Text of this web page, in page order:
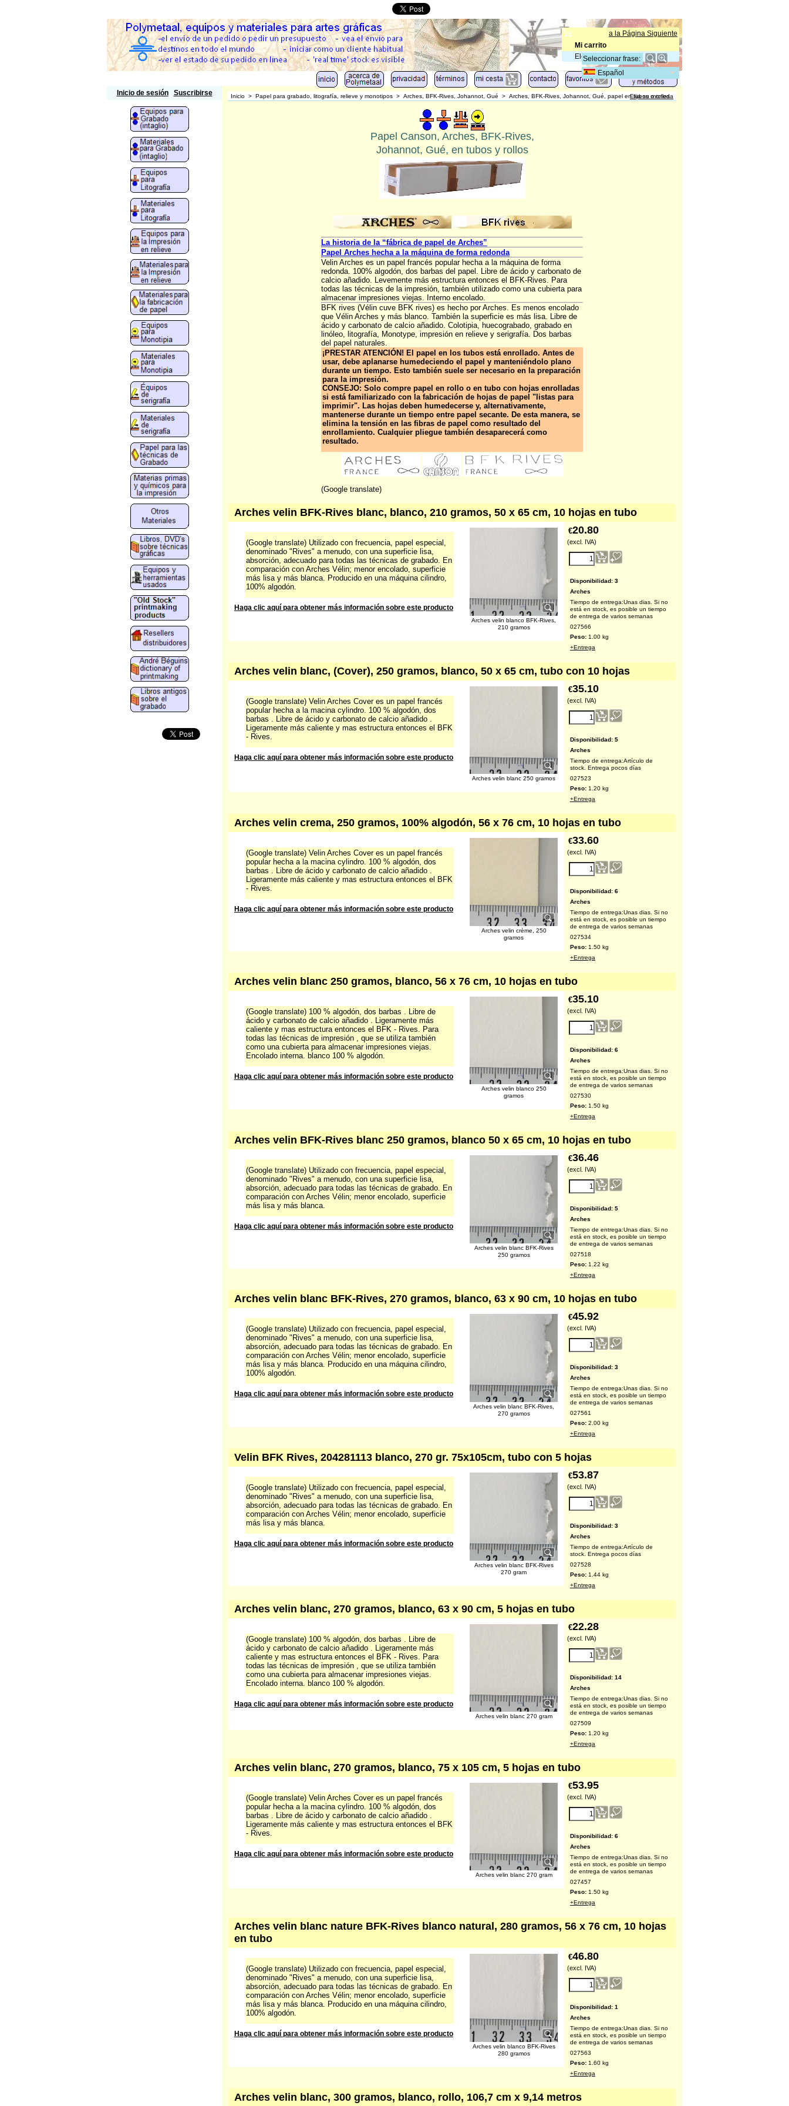
a la Página Siguiente
Mi carrito
Elementos:0
Español
Inicio de sesión Suscribirse Inicio > Papel para grabado, litografía, relieve y monotipos > Arches, BFK-Rives, Johannot, Gué > Arches, BFK-Rives, Johannot, Gué, papel en tubos o rollos
Elija su moneda
Papel Canson, Arches, BFK-Rives,
Johannot, Gué, en tubos y rollos
La historia de la “fábrica de papel de Arches”
Papel Arches hecha a la máquina de forma redonda
Velin Arches es un papel francés popular hecha a la máquina de forma
redonda. 100% algodón, dos barbas del papel. Libre de ácido y carbonato de
calcio añadido. Levemente más estructura entonces el BFK-Rives. Para
todas las técnicas de la impresión, también utilizado como una cubierta para
almacenar impresiones viejas. Interno encolado.
BFK rives (Vélin cuve BFK rives) es hecho por Arches. Es menos encolado
que Vélin Arches y más blanco. También la superficie es más lisa. Libre de
ácido y carbonato de calcio añadido. Colotipia, huecograbado, grabado en
linóleo, litografía, Monotype, impresión en relieve y serigrafía. Dos barbas
del papel naturales.
¡PRESTAR ATENCIÓN! El papel en los tubos está enrollado. Antes de
usar, debe aplanarse humedeciendo el papel y manteniéndolo plano
durante un tiempo. Esto también suele ser necesario en la preparación
para la impresión.
CONSEJO: Solo compre papel en rollo o en tubo con hojas enrolladas
si está familiarizado con la fabricación de hojas de papel "listas para
imprimir". Las hojas deben humedecerse y, alternativamente,
mantenerse durante un tiempo entre papel secante. De esta manera, se
elimina la tensión en las fibras de papel como resultado del
enrollamiento. Cualquier pliegue también desaparecerá como
resultado.
(Google translate)
Arches velin BFK-Rives blanc, blanco, 210 gramos, 50 x 65 cm, 10 hojas en tubo
€20.80
(excl. IVA)
Disponibilidad: 3
Arches
Tiempo de entrega:Unas dias. Si no
está en stock, es posible un tiempo
de entrega de varios semanas
027566
Peso: 1.00 kg
+Entrega
Arches velin blanco BFK-Rives,
210 gramos
(Google translate) Utilizado con frecuencia, papel especial,
denominado "Rives" a menudo, con una superficie lisa,
absorción, adecuado para todas las técnicas de grabado. En
comparación con Arches Vélin; menor encolado, superficie
más lisa y más blanca. Producido en una máquina cilindro,
100% algodón.
Haga clic aquí para obtener más información sobre este producto
Arches velin blanc, (Cover), 250 gramos, blanco, 50 x 65 cm, tubo con 10 hojas
€35.10
(excl. IVA)
Disponibilidad: 5
Arches
Tiempo de entrega:Artículo de
stock. Entrega pocos días
027523
Peso: 1.20 kg
+Entrega
Arches velin blanc 250 gramos
(Google translate) Velin Arches Cover es un papel francés
popular hecha a la macina cylindro. 100 % algodón, dos
barbas . Libre de ácido y carbonato de calcio añadido .
Ligeramente más caliente y mas estructura entonces el BFK
- Rives.
Haga clic aquí para obtener más información sobre este producto
Arches velin crema, 250 gramos, 100% algodón, 56 x 76 cm, 10 hojas en tubo
€33.60
(excl. IVA)
Disponibilidad: 6
Arches
Tiempo de entrega:Unas dias. Si no
está en stock, es posible un tiempo
de entrega de varios semanas
027534
Peso: 1.50 kg
+Entrega
Arches velin crème, 250
gramos
(Google translate) Velin Arches Cover es un papel francés
popular hecha a la macina cylindro. 100 % algodón, dos
barbas . Libre de ácido y carbonato de calcio añadido .
Ligeramente más caliente y mas estructura entonces el BFK
- Rives.
Haga clic aquí para obtener más información sobre este producto
Arches velin blanc 250 gramos, blanco, 56 x 76 cm, 10 hojas en tubo
€35.10
(excl. IVA)
Disponibilidad: 6
Arches
Tiempo de entrega:Unas dias. Si no
está en stock, es posible un tiempo
de entrega de varios semanas
027530
Peso: 1.50 kg
+Entrega
Arches velin blanco 250
gramos
(Google translate) 100 % algodón, dos barbas . Libre de
ácido y carbonato de calcio añadido . Ligeramente más
caliente y mas estructura entonces el BFK - Rives. Para
todas las técnicas de impresión , que se utiliza también
como una cubierta para almacenar impresiones viejas.
Encolado interna. blanco 100 % algodón.
Haga clic aquí para obtener más información sobre este producto
Arches velin BFK-Rives blanc 250 gramos, blanco 50 x 65 cm, 10 hojas en tubo
€36.46
(excl. IVA)
Disponibilidad: 5
Arches
Tiempo de entrega:Unas dias. Si no
está en stock, es posible un tiempo
de entrega de varios semanas
027518
Peso: 1.22 kg
+Entrega
Arches velin blanc BFK-Rives
250 gramos
(Google translate) Utilizado con frecuencia, papel especial,
denominado "Rives" a menudo, con una superficie lisa,
absorción, adecuado para todas las técnicas de grabado. En
comparación con Arches Vélin; menor encolado, superficie
más lisa y más blanca.
Haga clic aquí para obtener más información sobre este producto
Arches velin blanc BFK-Rives, 270 gramos, blanco, 63 x 90 cm, 10 hojas en tubo
€45.92
(excl. IVA)
Disponibilidad: 3
Arches
Tiempo de entrega:Unas dias. Si no
está en stock, es posible un tiempo
de entrega de varios semanas
027561
Peso: 2.00 kg
+Entrega
Arches velin blanc BFK-Rives,
270 gramos
(Google translate) Utilizado con frecuencia, papel especial,
denominado "Rives" a menudo, con una superficie lisa,
absorción, adecuado para todas las técnicas de grabado. En
comparación con Arches Vélin; menor encolado, superficie
más lisa y más blanca. Producido en una máquina cilindro,
100% algodón.
Haga clic aquí para obtener más información sobre este producto
Velin BFK Rives, 204281113 blanco, 270 gr. 75x105cm, tubo con 5 hojas
€53.87
(excl. IVA)
Disponibilidad: 3
Arches
Tiempo de entrega:Artículo de
stock. Entrega pocos días
027528
Peso: 1.44 kg
+Entrega
Arches velin blanc BFK-Rives
270 gram
(Google translate) Utilizado con frecuencia, papel especial,
denominado "Rives" a menudo, con una superficie lisa,
absorción, adecuado para todas las técnicas de grabado. En
comparación con Arches Vélin; menor encolado, superficie
más lisa y más blanca.
Haga clic aquí para obtener más información sobre este producto
Arches velin blanc, 270 gramos, blanco, 63 x 90 cm, 5 hojas en tubo
€22.28
(excl. IVA)
Disponibilidad: 14
Arches
Tiempo de entrega:Unas dias. Si no
está en stock, es posible un tiempo
de entrega de varios semanas
027509
Peso: 1.20 kg
+Entrega
Arches velin blanc 270 gram
(Google translate) 100 % algodón, dos barbas . Libre de
ácido y carbonato de calcio añadido . Ligeramente más
caliente y mas estructura entonces el BFK - Rives. Para
todas las técnicas de impresión , que se utiliza también
como una cubierta para almacenar impresiones viejas.
Encolado interna. blanco 100 % algodón.
Haga clic aquí para obtener más información sobre este producto
Arches velin blanc, 270 gramos, blanco, 75 x 105 cm, 5 hojas en tubo
€53.95
(excl. IVA)
Disponibilidad: 6
Arches
Tiempo de entrega:Unas dias. Si no
está en stock, es posible un tiempo
de entrega de varios semanas
027457
Peso: 1.50 kg
+Entrega
Arches velin blanc 270 gram
(Google translate) Velin Arches Cover es un papel francés
popular hecha a la macina cylindro. 100 % algodón, dos
barbas . Libre de ácido y carbonato de calcio añadido .
Ligeramente más caliente y mas estructura entonces el BFK
- Rives.
Haga clic aquí para obtener más información sobre este producto
Arches velin blanc nature BFK-Rives blanco natural, 280 gramos, 56 x 76 cm, 10 hojas
en tubo
€46.80
(excl. IVA)
Disponibilidad: 1
Arches
Tiempo de entrega:Unas dias. Si no
está en stock, es posible un tiempo
de entrega de varios semanas
027563
Peso: 1.60 kg
+Entrega
Arches velin blanco BFK-Rives
280 gramos
(Google translate) Utilizado con frecuencia, papel especial,
denominado "Rives" a menudo, con una superficie lisa,
absorción, adecuado para todas las técnicas de grabado. En
comparación con Arches Vélin; menor encolado, superficie
más lisa y más blanca. Producido en una máquina cilindro,
100% algodón.
Haga clic aquí para obtener más información sobre este producto
Arches velin blanc, 300 gramos, blanco, rollo, 106,7 cm x 9,14 metros